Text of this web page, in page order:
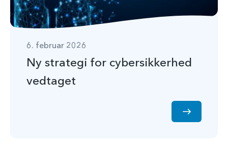
6. februar 2026
Ny strategi for cybersikkerhed
vedtaget